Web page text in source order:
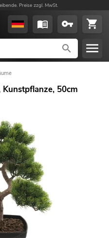
Preise zzgl. MwSt.
Kunstpflanze, 50cm